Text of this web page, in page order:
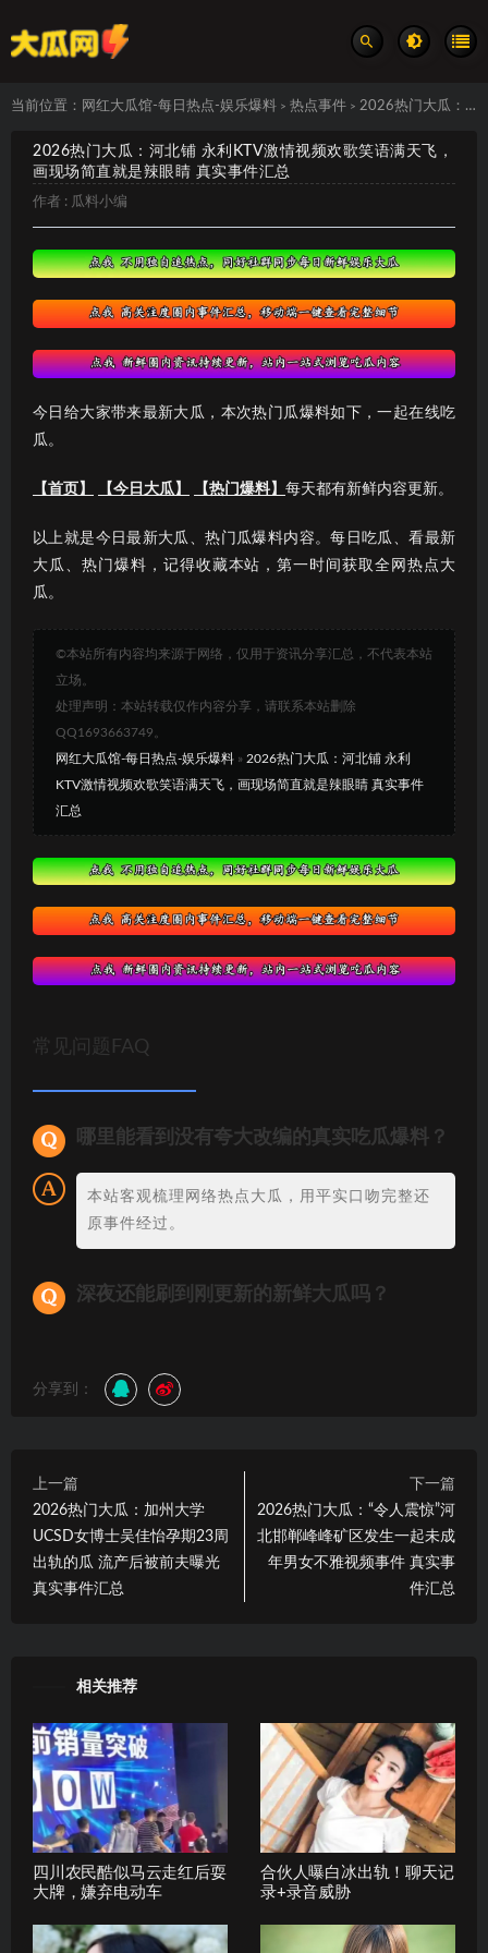
当前位置： 网红大瓜馆-每日热点-娱乐爆料 > 热点事件 > 2026热门大瓜：河北铺 永利KTV激情视频欢歌笑语满天飞，画现场简直就是辣眼睛 真实事件汇总
2026热门大瓜：河北铺 永利KTV激情视频欢歌笑语满天飞，
画现场简直就是辣眼睛 真实事件汇总
作者 : 瓜料小编
今日给大家带来最新大瓜，本次热门瓜爆料如下，一起在线吃
瓜。
【首页】 【今日大瓜】 【热门爆料】 每天都有新鲜内容更新。
以上就是今日最新大瓜、热门瓜爆料内容。每日吃瓜、看最新
大瓜、热门爆料，记得收藏本站，第一时间获取全网热点大
瓜。
©本站所有内容均来源于网络，仅用于资讯分享汇总，不代表本站
立场。
处理声明：本站转载仅作内容分享，请联系本站删除
QQ1693663749。
网红大瓜馆-每日热点-娱乐爆料 » 2026热门大瓜：河北铺 永利
KTV激情视频欢歌笑语满天飞，画现场简直就是辣眼睛 真实事件
汇总
常见问题FAQ
哪里能看到没有夸大改编的真实吃瓜爆料？
本站客观梳理网络热点大瓜，用平实口吻完整还
原事件经过。
深夜还能刷到刚更新的新鲜大瓜吗？
分享到：
上一篇
2026热门大瓜：加州大学
UCSD女博士吴佳怡孕期23周
出轨的瓜 流产后被前夫曝光
真实事件汇总
下一篇
2026热门大瓜：“令人震惊”河
北邯郸峰峰矿区发生一起未成
年男女不雅视频事件 真实事
件汇总
相关推荐
四川农民酷似马云走红后耍
大牌，嫌弃电动车
合伙人曝白冰出轨！聊天记
录+录音威胁